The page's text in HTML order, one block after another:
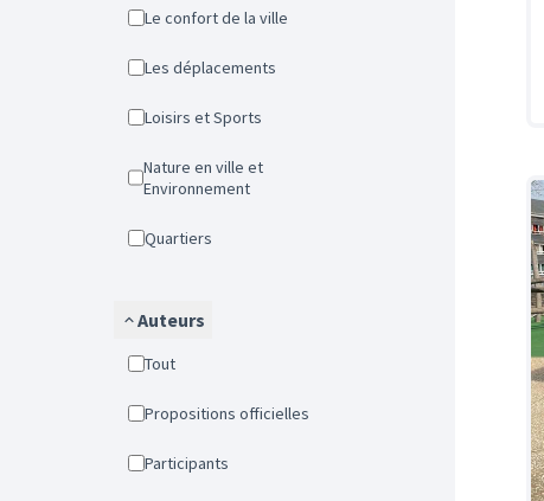
Le confort de la ville
Les déplacements
Loisirs et Sports
Nature en ville et
Environnement
Quartiers
Auteurs
Tout
Propositions officielles
Participants